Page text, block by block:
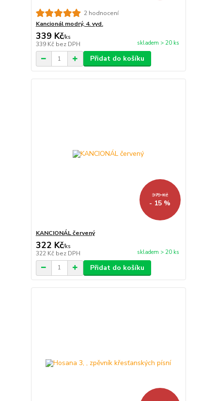
2 hodnocení
Kancionál modrý, 4. vyd.
339 Kč/ks
339 Kč bez DPH skladem > 20 ks
Přidat do košíku
379 Kč
- 15 %
KANCIONÁL červený
322 Kč/ks
322 Kč bez DPH skladem > 20 ks
Přidat do košíku